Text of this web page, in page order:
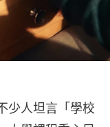
少人坦言「學校